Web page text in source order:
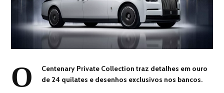
O
Centenary Private Collection traz detalhes em ouro
de 24 quilates e desenhos exclusivos nos bancos.